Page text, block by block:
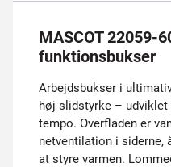
MASCOT 22059-
funktionsbukser
Arbejdsbukser i
høj slidstyrke –
tempo. Overfladen er
netventilation i siderne,
at styre varmen.